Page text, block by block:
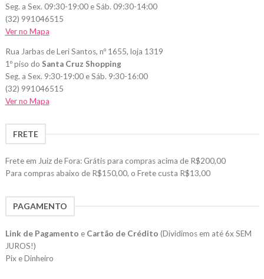
Seg. a Sex. 09:30-19:00 e Sáb. 09:30-14:00
(32) 991046515
Ver no Mapa
Rua Jarbas de Leri Santos, nº 1655, loja 1319
1º piso do Santa Cruz Shopping
Seg. a Sex. 9:30-19:00 e Sáb. 9:30-16:00
(32) 991046515
Ver no Mapa
FRETE
Frete em Juiz de Fora: Grátis para compras acima de R$200,00
Para compras abaixo de R$150,00, o Frete custa R$13,00
PAGAMENTO
Link de Pagamento e Cartão de Crédito (Dividimos em até 6x SEM
JUROS!)
Pix e Dinheiro